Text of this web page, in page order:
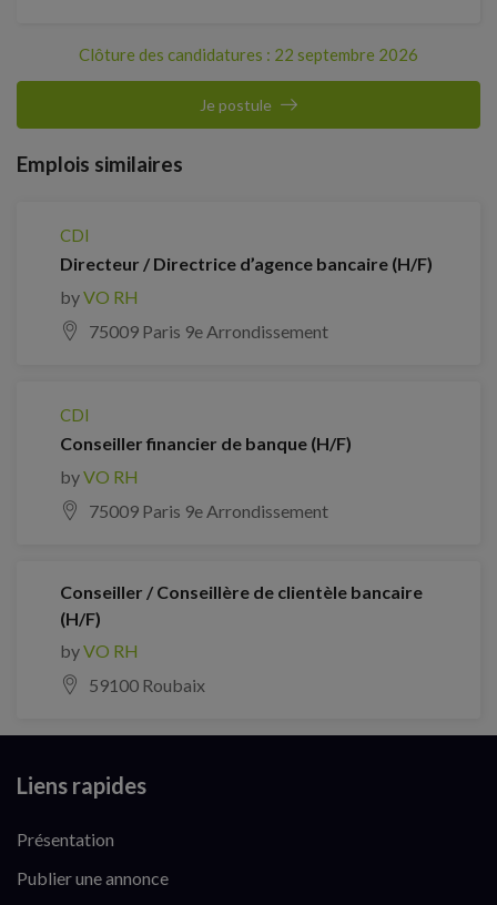
Clôture des candidatures : 22 septembre 2026
Je postule
Emplois similaires
CDI
Directeur / Directrice d’agence bancaire (H/F)
byVO RH
75009 Paris 9e Arrondissement
CDI
Conseiller financier de banque (H/F)
byVO RH
75009 Paris 9e Arrondissement
Conseiller / Conseillère de clientèle bancaire
(H/F)
byVO RH
59100 Roubaix
Liens rapides
Présentation
Publier une annonce